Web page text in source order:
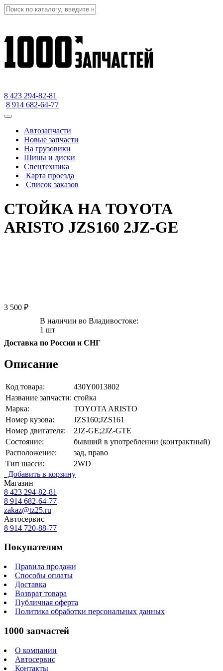
8 423 294-82-81
8 914 682-64-77
Автозапчасти
Новые запчасти
На грузовики
Шины и диски
Спецтехника
Карта проезда
Список заказов
СТОЙКА НА TOYOTA
ARISTO JZS160 2JZ-GE
3 500 ₽
В наличии во Владивостоке:
1 шт
Доставка по России и СНГ
Описание
Код товара:
430Y0013802
Название запчасти: стойка
Марка:
TOYOTA ARISTO
Номер кузова:
JZS160;JZS161
Номер двигателя:
2JZ-GE;2JZ-GTE
Состояние:
бывший в употреблении (контрактный)
Расположение:
зад, право
Тип шасси:
2WD
Добавить в корзину
Магазин
8 423 294-82-81
8 914 682-64-77
zakaz@tz25.ru
Автосервис
8 914 720-88-77
Покупателям
Правила продажи
Способы оплаты
Доставка
Возврат товара
Публичная оферта
Политика обработки персональных данных
1000 запчастей
О компании
Автосервис
Контакты